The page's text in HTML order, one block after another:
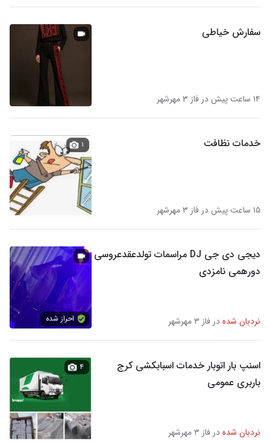
سفارش خیاطی
۱۴ ساعت پیش در فاز ۳ مهرشهر
خدمات نظافت
۱۵ ساعت پیش در فاز ۳ مهرشهر
۱
دیجی دی جی DJ مراسمات تولدعقدعروسی
دورهمی نامزدی
نردبان شدهدر فاز ۳ مهرشهر احراز شده
اسنپ بار اتوبار خدمات اسبابکشی کرج
باربری عمومی
نردبان شدهدر فاز ۳ مهرشهر
۴